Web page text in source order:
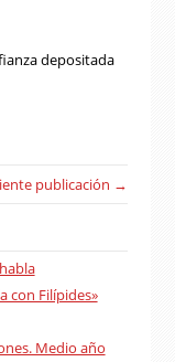
depositada
publicación →
con Filípides»
Medio año